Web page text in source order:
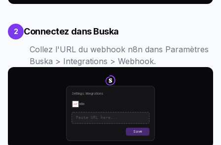
2 Connectez dans Buska
Collez l'URL du webhook n8n dans Paramètres
Buska > Integrations > Webhook.
Settings Integrations
n8n
Paste URL here...
Save